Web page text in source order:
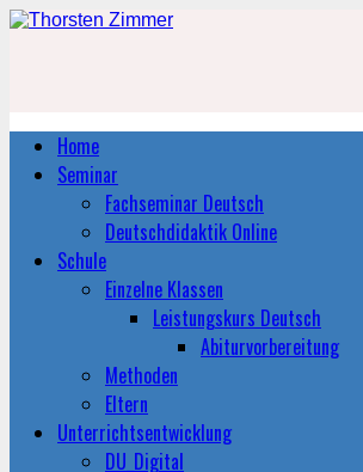
Home
Seminar
Fachseminar Deutsch
Deutschdidaktik Online
Schule
Einzelne Klassen
Leistungskurs Deutsch
Abiturvorbereitung
Methoden
Eltern
Unterrichtsentwicklung
DU_Digital